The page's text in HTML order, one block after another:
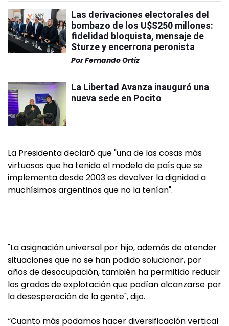
Las derivaciones electorales del
bombazo de los U$S250 millones:
fidelidad bloquista, mensaje de
Sturze y encerrona peronista
PorFernando Ortiz
La Libertad Avanza inauguró una
nueva sede en Pocito
La Presidenta declaró que "una de las cosas más
virtuosas que ha tenido el modelo de país que se
implementa desde 2003 es devolver la dignidad a
muchísimos argentinos que no la tenían".
"La asignación universal por hijo, además de atender
situaciones que no se han podido solucionar, por
años de desocupación, también ha permitido reducir
los grados de explotación que podían alcanzarse por
la desesperación de la gente", dijo.
“Cuanto más podamos hacer diversificación vertical